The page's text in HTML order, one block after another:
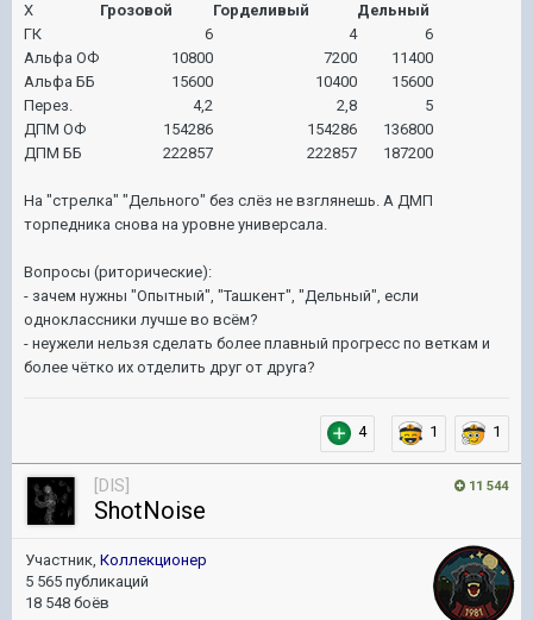
X
Грозовой Горделивый
Дельный
ГК
6 4
6
Альфа ОФ
10800 7200
11400
Альфа ББ
15600 10400
15600
Перез.
4,2 2,8
5
ДПМ ОФ
154286 154286
136800
ДПМ ББ
222857 222857 187200
На "стрелка" "Дельного" без слёз не взглянешь. А ДМП
торпедника снова на уровне универсала.
Вопросы (риторические):
- зачем нужны "Опытный", "Ташкент", "Дельный", если
одноклассники лучше во всём?
- неужели нельзя сделать более плавный прогресс по веткам и
более чётко их отделить друг от друга?
4 1 1
11 544
[DIS]
ShotNoise
Участник, Коллекционер
5 565 публикаций
18 548 боёв